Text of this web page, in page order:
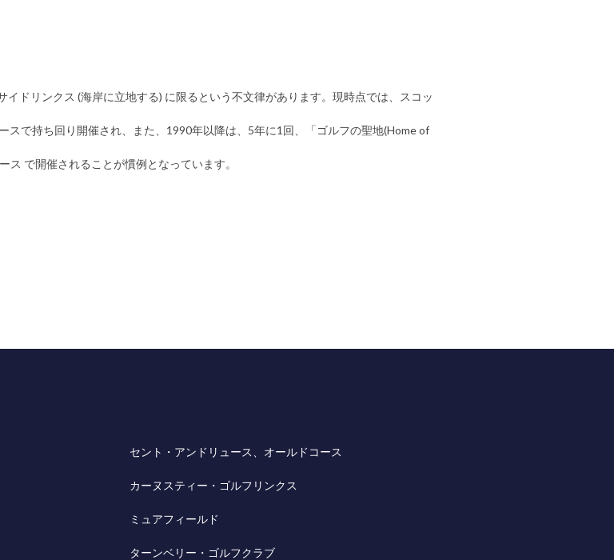
ドリンクス (海岸に立地する) に限るという不文律があります。現時点では、スコッ
スで持ち回り開催され、また、1990年以降は、5年に1回、「ゴルフの聖地(Home of
で開催されることが慣例となっています。
セント・アンドリュース、オールドコース
カーヌスティー・ゴルフリンクス
ミュアフィールド
ターンベリー・ゴルフクラブ